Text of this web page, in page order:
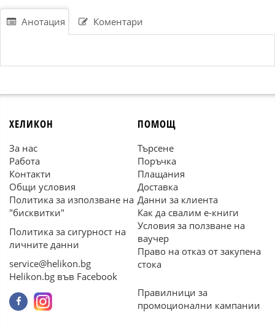
Анотация Коментари
ХЕЛИКОН
За нас
Работа
Контакти
Общи условия
Политика за използване на
"бисквитки"
Политика за сигурност на
личните данни
service@helikon.bg
Helikon.bg във Facebook
ПОМОЩ
Търсене
Поръчка
Плащания
Доставка
Данни за клиента
Как да свалим е-книги
Условия за ползване на
ваучер
Право на отказ от закупена
стока
Правилници за
промоционални кампании